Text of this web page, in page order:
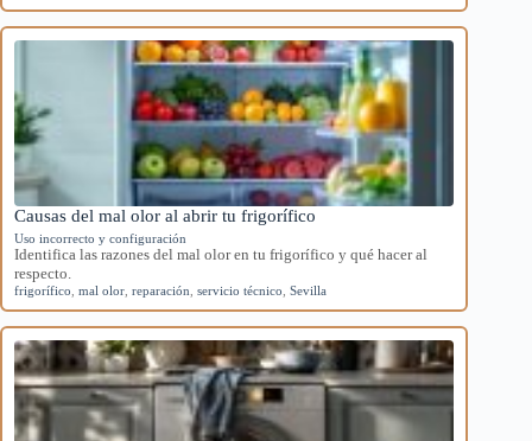
Causas del mal olor al abrir tu frigorífico
Uso incorrecto y configuración
Identifica las razones del mal olor en tu frigorífico y qué hacer al
respecto.
frigorífico mal olor reparación servicio técnico Sevilla